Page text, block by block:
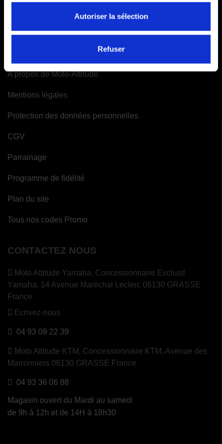
Autoriser la sélection
Refuser
A propos de Moto-Attitude
Mentions légales
Protection des données personnelles
CGV
Parrainage
Programme de fidélité
Plan du site
Tous nos codes Promo
CONTACTEZ NOUS
Moto Attitude Yamaha, Concessionnaire Exclusif
Yamaha, 14 Avenue Maréchal Leclerc 06130 GRASSE
France
Ecrivez-nous
04 93 09 22 39
Moto Attitude KTM, Concessionnaire KTM, Avenue des
Marronniers 06130 GRASSE France
04 93 36 06 88
Magasin ouvert du Mardi au samedi
de 9h à 12h et de 14H à 18h30